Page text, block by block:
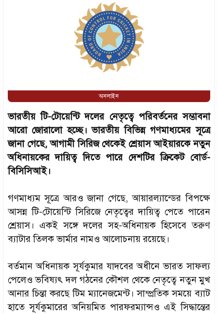
অনলাইন
ভারতীয় টি-টোয়েন্টি দলের নেতৃত্বে পরিবর্তনের সম্ভাবনা
আরো জোরালো হচ্ছে। ভারতীয় বিভিন্ন গণমাধ্যমের সূত্রে
জানা গেছে, আগামী সিরিজ থেকেই শ্রেয়াস আইয়ারকে নতুন
অধিনায়কের দায়িত্ব দিতে পারে দেশটির ক্রিকেট বোর্ড-
বিসিসিআই।
গণমাধ্যম সূত্রে আরও জানা গেছে, আয়ারল্যান্ডের বিপক্ষে
আসন্ন টি-টোয়েন্টি সিরিজে নেতৃত্বের দায়িত্ব পেতে পারেন
শ্রেয়াস। একই সঙ্গে দলের সহ-অধিনায়ক হিসেবে তরুণ
ব্যাটার তিলক ভার্মার নামও আলোচনায় রয়েছে।
বর্তমান অধিনায়ক সূর্যকুমার যাদবের অধীনে ভারত সাফল্য
পেলেও ভবিষ্যৎ দল গঠনের কৌশল থেকে নেতৃত্বে নতুন মুখ
আনার চিন্তা করছে টিম ম্যানেজমেন্ট। সাম্প্রতিক সময়ে ব্যাট
হাতে সূর্যকুমারের অনিয়মিত পারফরম্যান্সও এই সিদ্ধান্তের